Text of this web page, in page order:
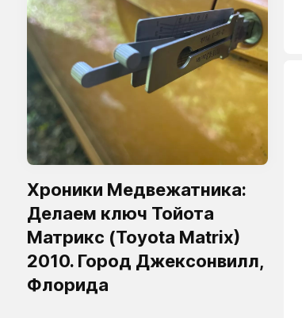
Хроники Медвежатника:
Делаем ключ Тойота
Матрикс (Toyota Matrix)
2010. Город Джексонвилл,
Флорида